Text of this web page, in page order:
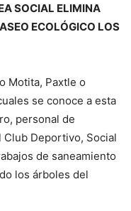
SOCIAL ELIMINA
ECOLÓGICO LOS
Motita, Paxtle o
se conoce a esta
personal de
Club Deportivo, Social
de saneamiento
los árboles del